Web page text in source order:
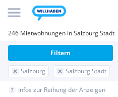
246 Mietwohnungen in Salzburg Stadt
Salzburg Salzburg Stadt
Filtern
Infos zur Reihung der Anzeigen